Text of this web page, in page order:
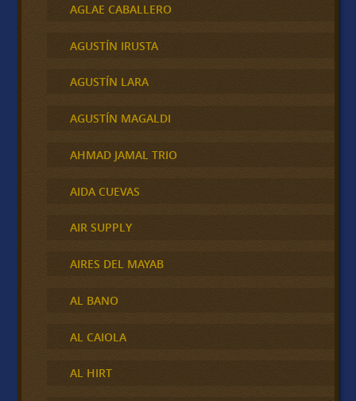
AGLAE CABALLERO
AGUSTÍN IRUSTA
AGUSTÍN LARA
AGUSTÍN MAGALDI
AHMAD JAMAL TRIO
AIDA CUEVAS
AIR SUPPLY
AIRES DEL MAYAB
AL BANO
AL CAIOLA
AL HIRT